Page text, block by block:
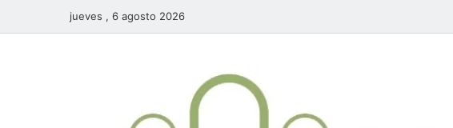
jueves , 6 agosto 2026